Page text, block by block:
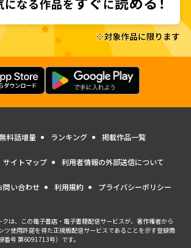
無料話増量 ランキング 掲載作品一覧
サイトマップ 利用者情報の外部送信について
問い合わせ 利用規約 プライバシーポリシー
クは、この電子書店・電子書籍配信サービスが、著作権者から
ツ使用許諾を得た正規版配信サービスであることを示す登録商
番号 第6091713号）です。